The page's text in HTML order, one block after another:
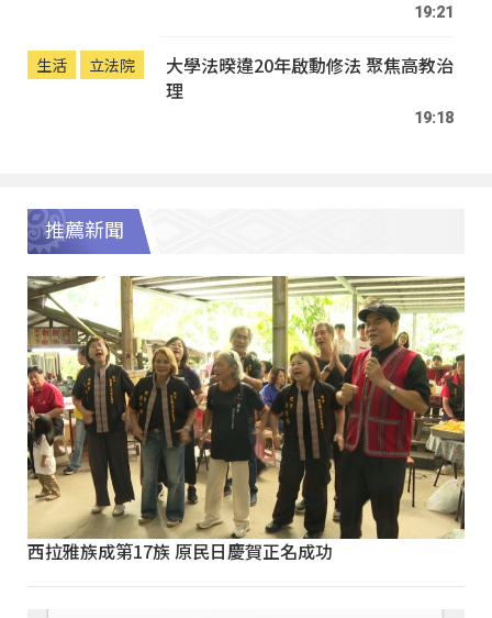
19:21
生活 立法院
大學法暌違20年啟動修法 聚焦高教治
理
19:18
推薦新聞
西拉雅族成第17族 原民日慶賀正名成功